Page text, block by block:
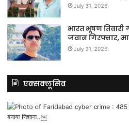
July 31, 2026
भारत भूषण तिवारी
जवान गिरफ्तार,
July 31, 2026
एक्सक्लूसिव